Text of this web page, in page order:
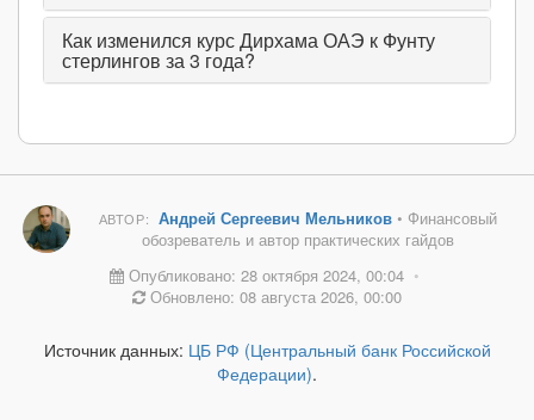
Как изменился курс Дирхама ОАЭ к Фунту
стерлингов за 3 года?
АВТОР: Андрей Сергеевич Мельников• Финансовый
обозреватель и автор практических гайдов
Опубликовано: 28 октября 2024, 00:04 •
Обновлено: 08 августа 2026, 00:00
Источник данных: ЦБ РФ (Центральный банк Российской
Федерации).